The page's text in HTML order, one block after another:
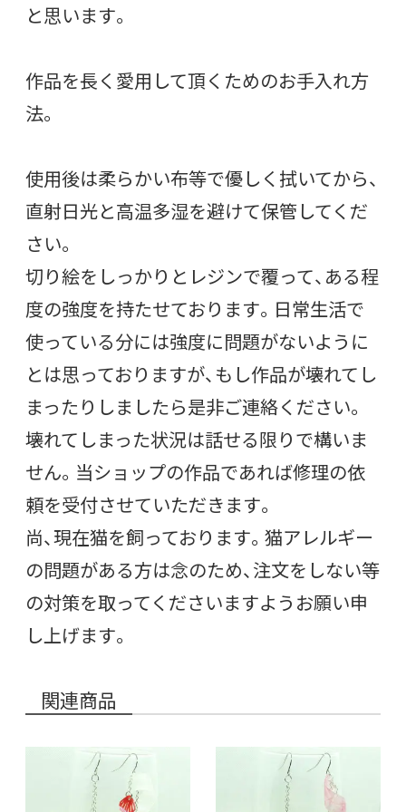
と思います。
作品を長く愛用して頂くためのお手入れ方
法。
使用後は柔らかい布等で優しく拭いてから、
直射日光と高温多湿を避けて保管してくだ
さい。
切り絵をしっかりとレジンで覆って、ある程
度の強度を持たせております。日常生活で
使っている分には強度に問題がないように
とは思っておりますが、もし作品が壊れてし
まったりしましたら是非ご連絡ください。
壊れてしまった状況は話せる限りで構いま
せん。当ショップの作品であれば修理の依
頼を受付させていただきます。
尚、現在猫を飼っております。猫アレルギー
の問題がある方は念のため、注文をしない等
の対策を取ってくださいますようお願い申
し上げます。
関連商品